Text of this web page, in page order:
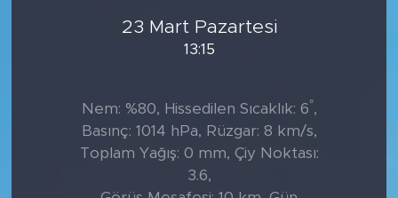
23 Mart Pazartesi
13:15
Nem: %80, Hissedilen Sıcaklık: 6°,
Basınç: 1014 hPa, Rüzgar: 8 km/s,
Toplam Yağış: 0 mm, Çiy Noktası:
3.6,